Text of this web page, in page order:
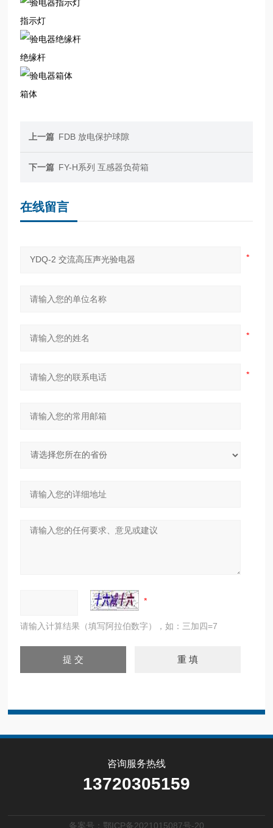
指示灯
绝缘杆
箱体
上一篇 FDB 放电保护球隙
下一篇 FY-H系列 互感器负荷箱
在线留言
请输入计算结果（填写阿拉伯数字），如：三加四=7
咨询服务热线
13720305159
备案号：鄂ICP备2021015087号-20